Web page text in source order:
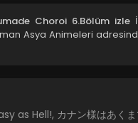
Choroi 6.Bölüm izle
Asya Animeleri
as Hell!, カナン様はあくま